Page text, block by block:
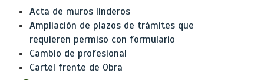
Acta de muros linderos
Ampliación de plazos de trámites que
requieren permiso con formulario
Cambio de profesional
Cartel frente de Obra